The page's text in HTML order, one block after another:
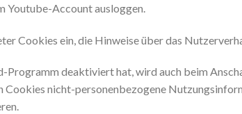
Youtube-Account ausloggen.
Cookies ein, die Hinweise über das
deaktiviert hat, wird auch beim
Cookies nicht-personenbezogene